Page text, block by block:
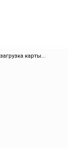
загрузка карты...